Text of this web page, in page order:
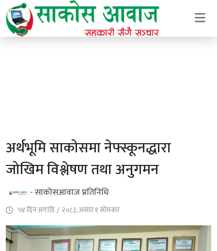
अर्थभूमि साकोसमा नेफ्स्कूनद्धारा
जोखिम विश्लेषण तथा अनुगमन
- साकोसआवाज प्रतिनिधि
५४ दिन अगाडि/ २०८३, असार १ सोमबार